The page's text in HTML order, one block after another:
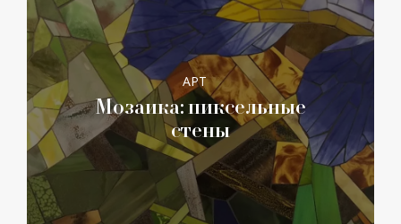
АРТ
Мозаика: пиксельные
стены